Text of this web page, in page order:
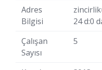
Adres
Bilgisi
24 d:0
Çalışan
Sayısı
5